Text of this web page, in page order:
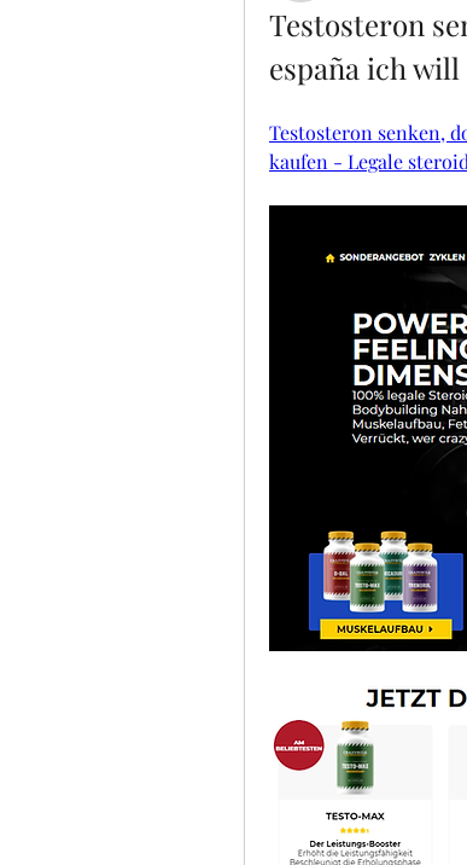
Testosteron
españa ich
Testosteron senken,
kaufen - Legale